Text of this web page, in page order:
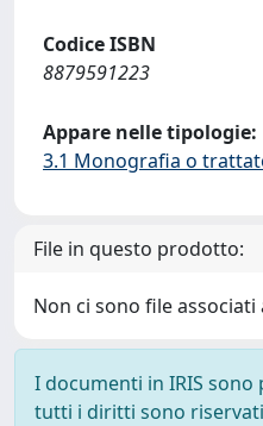
Codice ISBN
8879591223
Appare nelle tipologie:
3.1 Monografia o
File in questo prodotto:
Non ci sono file
I documenti in IRIS
tutti i diritti sono